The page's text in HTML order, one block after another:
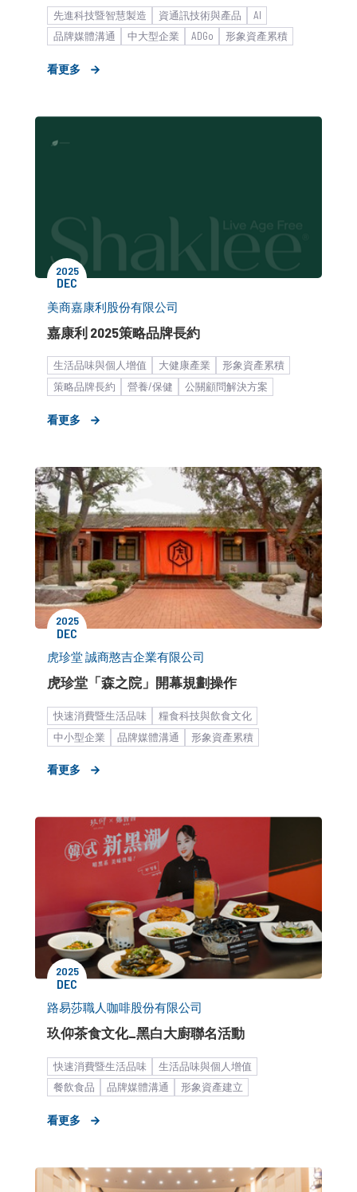
先進科技暨智慧製造 資通訊技術與產品
AI
品牌媒體溝通
中大型企業 ADGo
形象資產累積
看更多
2025
DEC
美商嘉康利股份有限公司
嘉康利 2025策略品牌長約
生活品味與個人增值 大健康產業
形象資產累積
策略品牌長約
營養/保健
公關顧問解決方案
看更多
2025
DEC
虎珍堂 誠商憨吉企業有限公司
虎珍堂「森之院」開幕規劃操作
快速消費暨生活品味
糧食科技與飲食文化
中小型企業
品牌媒體溝通
形象資產累積
看更多
2025
DEC
路易莎職人咖啡股份有限公司
玖仰茶食文化_黑白大廚聯名活動
快速消費暨生活品味
生活品味與個人增值
餐飲食品
品牌媒體溝通
形象資產建立
看更多